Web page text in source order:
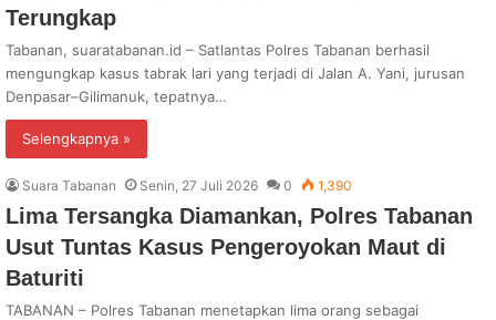
Terungkap
Tabanan, suaratabanan.id – Satlantas Polres Tabanan berhasil
mengungkap kasus tabrak lari yang terjadi di Jalan A. Yani, jurusan
Denpasar–Gilimanuk, tepatnya…
Selengkapnya »
Suara Tabanan Senin, 27 Juli 2026 0 1,390
Lima Tersangka Diamankan, Polres Tabanan
Usut Tuntas Kasus Pengeroyokan Maut di
Baturiti
TABANAN – Polres Tabanan menetapkan lima orang sebagai